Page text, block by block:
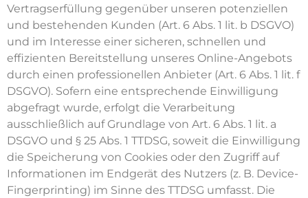
Vertragserfüllung gegenüber unseren potenziellen
und bestehenden Kunden (Art. 6 Abs. 1 lit. b DSGVO)
und im Interesse einer sicheren, schnellen und
effizienten Bereitstellung unseres Online-Angebots
durch einen professionellen Anbieter (Art. 6 Abs. 1 lit. f
DSGVO). Sofern eine entsprechende Einwilligung
abgefragt wurde, erfolgt die Verarbeitung
ausschließlich auf Grundlage von Art. 6 Abs. 1 lit. a
DSGVO und § 25 Abs. 1 TTDSG, soweit die Einwilligung
die Speicherung von Cookies oder den Zugriff auf
Informationen im Endgerät des Nutzers (z. B. Device-
Fingerprinting) im Sinne des TTDSG umfasst. Die